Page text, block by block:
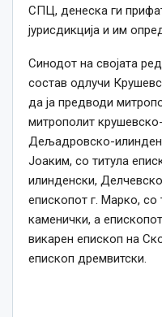
СПЦ, денеска ги
јурисдикција и им
Синодот на својата
состав одлучи
да ја предводи
митрополит
Дељадровско-
Јоаким, со титула
илинденски,
епископот г. Марко, со
каменички, а
викарен епископ на
епископ дремвитски.